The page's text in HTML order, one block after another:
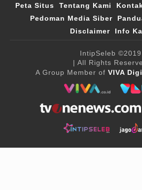
Peta Situs Tentang Kami
Pedoman Media Siber
Disclaimer
Info
IntipSeleb ©2019
| All Rights
A Group Member of VIVA